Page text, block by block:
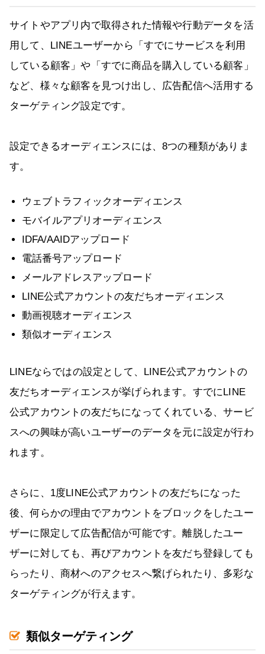
サイトやアプリ内で取得された情報や行動データを活
用して、LINEユーザーから「すでにサービスを利用
している顧客」や「すでに商品を購入している顧客」
など、様々な顧客を見つけ出し、広告配信へ活用する
ターゲティング設定です。
設定できるオーディエンスには、8つの種類がありま
す。
ウェブトラフィックオーディエンス
モバイルアプリオーディエンス
IDFA/AAIDアップロード
電話番号アップロード
メールアドレスアップロード
LINE公式アカウントの友だちオーディエンス
動画視聴オーディエンス
類似オーディエンス
LINEならではの設定として、LINE公式アカウントの
友だちオーディエンスが挙げられます。すでにLINE
公式アカウントの友だちになってくれている、サービ
スへの興味が高いユーザーのデータを元に設定が行わ
れます。
さらに、1度LINE公式アカウントの友だちになった
後、何らかの理由でアカウントをブロックをしたユー
ザーに限定して広告配信が可能です。離脱したユー
ザーに対しても、再びアカウントを友だち登録しても
らったり、商材へのアクセスへ繋げられたり、多彩な
ターゲティングが行えます。
類似ターゲティング